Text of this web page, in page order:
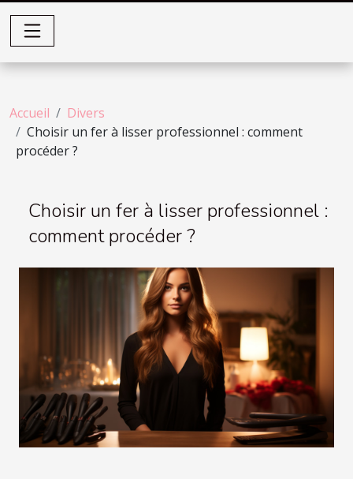
Accueil
Divers
Choisir un fer à lisser professionnel : comment
procéder ?
Choisir un fer à lisser professionnel :
comment procéder ?